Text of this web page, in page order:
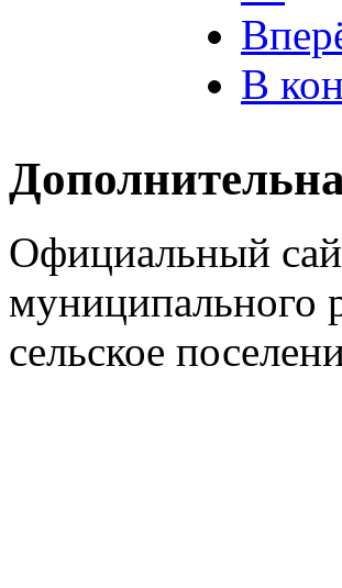
В
Официальный
муниципального
сельское